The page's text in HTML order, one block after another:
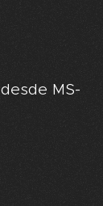
MS-